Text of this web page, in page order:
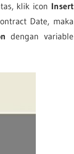
klik icon Insert
Date, maka
dengan variable